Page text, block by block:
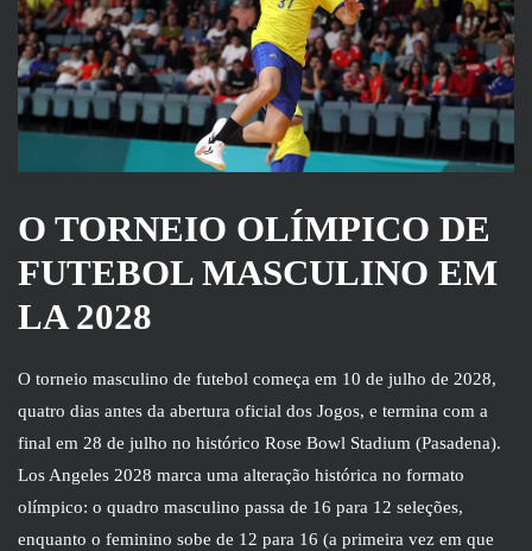
O TORNEIO OLÍMPICO DE
FUTEBOL MASCULINO EM
LA 2028
O torneio masculino de futebol começa em 10 de julho de 2028,
quatro dias antes da abertura oficial dos Jogos, e termina com a
final em 28 de julho no histórico Rose Bowl Stadium (Pasadena).
Los Angeles 2028 marca uma alteração histórica no formato
olímpico: o quadro masculino passa de 16 para 12 seleções,
enquanto o feminino sobe de 12 para 16 (a primeira vez em que